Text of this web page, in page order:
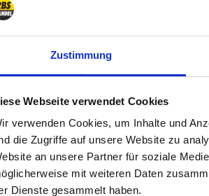
Zustimmung
Webseite verwendet Cookies
verwenden Cookies, um Inhalte und
die Zugriffe auf unsere Website zu
an unsere Partner für soziale
mit weiteren Daten
Dienste gesammelt haben.
4
itp.
3
3 Silnik